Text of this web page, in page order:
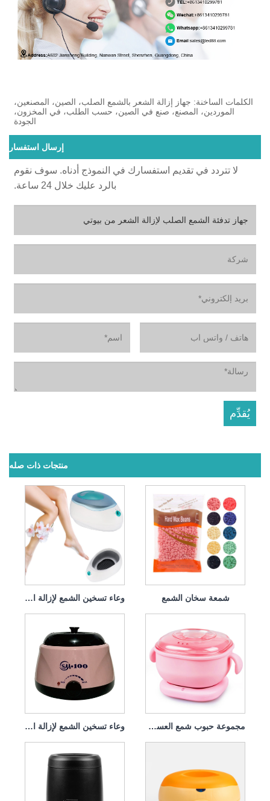
الكلمات الساخنة: جهاز إزالة الشعر بالشمع الصلب، الصين، المصنعين،
الموردين، المصنع، صنع في الصين، حسب الطلب، في المخزون،
الجودة
إرسال استفسار
لا تتردد في تقديم استفسارك في النموذج أدناه. سوف نقوم
بالرد عليك خلال 24 ساعة.
منتجات ذات صله
وعاء تسخين الشمع لإزالة الشعر شمعة سخان الشمع
وعاء تسخين الشمع لإزالة الشعر بجيل السيليكا مجموعة حبوب شمع العسل الساخنة من السيليكون